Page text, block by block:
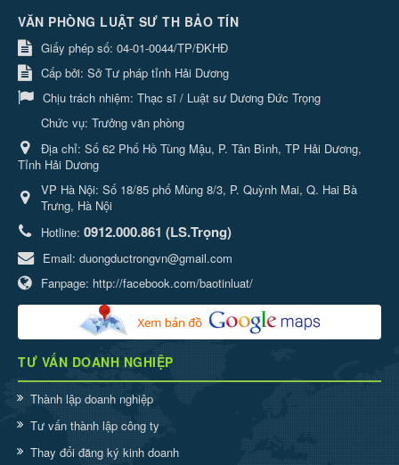
VĂN PHÒNG LUẬT SƯ TH BẢO TÍN
Giấy phép số: 04-01-0044/TP/ĐKHĐ
Cấp bởi: Sở Tư pháp tỉnh Hải Dương
Chịu trách nhiệm: Thạc sĩ / Luật sư Dương Đức Trọng
Chức vụ: Trưởng văn phòng
Địa chỉ: Số 62 Phố Hồ Tùng Mậu, P. Tân Bình, TP Hải Dương,
Tỉnh Hải Dương
VP Hà Nội: Số 18/85 phố Mùng 8/3, P. Quỳnh Mai, Q. Hai Bà
Trưng, Hà Nội
Hotline: 0912.000.861 (LS.Trọng)
Email: duongductrongvn@gmail.com
Fanpage: http://facebook.com/baotinluat/
TƯ VẤN DOANH NGHIỆP
Thành lập doanh nghiệp
Tư vấn thành lập công ty
Thay đổi đăng ký kinh doanh